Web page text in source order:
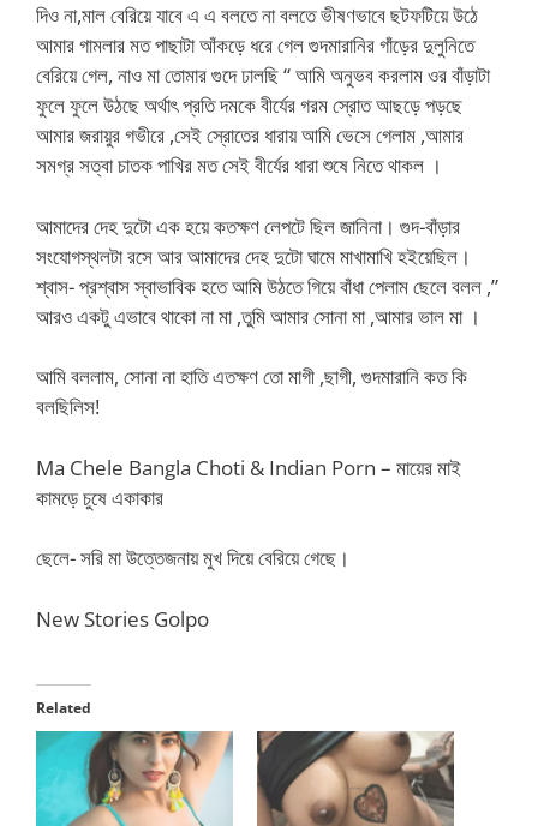
দিও না,মাল বেরিয়ে যাবে এ এ বলতে না বলতে ভীষণভাবে ছটফটিয়ে উঠে
আমার গামলার মত পাছাটা আঁকড়ে ধরে গেল গুদমারানির গাঁড়ের দুলুনিতে
বেরিয়ে গেল, নাও মা তোমার গুদে ঢালছি “ আমি অনুভব করলাম ওর বাঁড়াটা
ফুলে ফুলে উঠছে অর্থাৎ প্রতি দমকে বীর্যের গরম স্রোত আছড়ে পড়ছে
আমার জরায়ুর গভীরে ,সেই স্রোতের ধারায় আমি ভেসে গেলাম ,আমার
সমগ্র সত্বা চাতক পাখির মত সেই বীর্যের ধারা শুষে নিতে থাকল ।
আমাদের দেহ দুটো এক হয়ে কতক্ষণ লেপটে ছিল জানিনা। গুদ-বাঁড়ার
সংযোগস্থলটা রসে আর আমাদের দেহ দুটো ঘামে মাখামাখি হইয়েছিল।
শ্বাস- প্রশ্বাস স্বাভাবিক হতে আমি উঠতে গিয়ে বাঁধা পেলাম ছেলে বলল ,”
আরও একটু এভাবে থাকো না মা ,তুমি আমার সোনা মা ,আমার ভাল মা ।
আমি বললাম, সোনা না হাতি এতক্ষণ তো মাগী ,ছাগী, গুদমারানি কত কি
বলছিলিস!
Ma Chele Bangla Choti & Indian Porn – মায়ের মাই
কামড়ে চুষে একাকার
ছেলে- সরি মা উত্তেজনায় মুখ দিয়ে বেরিয়ে গেছে।
New Stories Golpo
Related